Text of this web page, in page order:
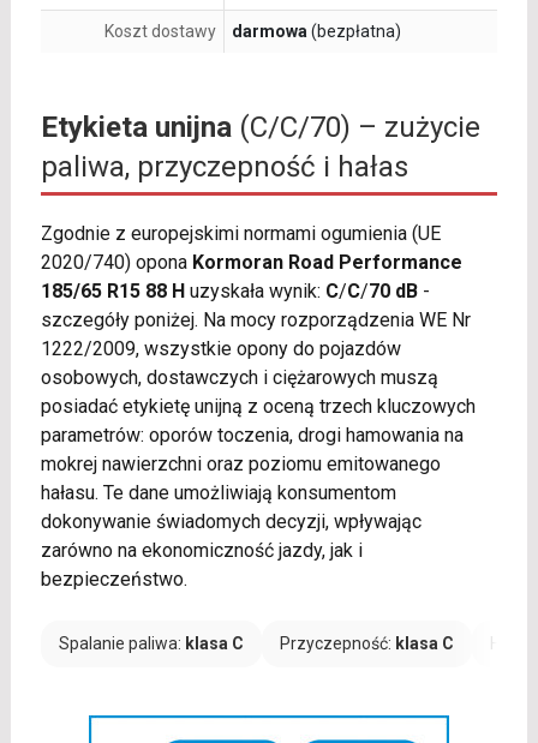
Koszt dostawy darmowa (bezpłatna)
Etykieta unijna(C/C/70) – zużycie
paliwa, przyczepność i hałas
Zgodnie z europejskimi normami ogumienia (UE
2020/740) opona Kormoran Road Performance
185/65 R15 88 Huzyskała wynik: C/C/70 dB-
szczegóły poniżej. Na mocy rozporządzenia WE Nr
1222/2009, wszystkie opony do pojazdów
osobowych, dostawczych i ciężarowych muszą
posiadać etykietę unijną z oceną trzech kluczowych
parametrów: oporów toczenia, drogi hamowania na
mokrej nawierzchni oraz poziomu emitowanego
hałasu. Te dane umożliwiają konsumentom
dokonywanie świadomych decyzji, wpływając
zarówno na ekonomiczność jazdy, jak i
bezpieczeństwo.
Spalanie paliwa: klasa C Przyczepność: klasa C